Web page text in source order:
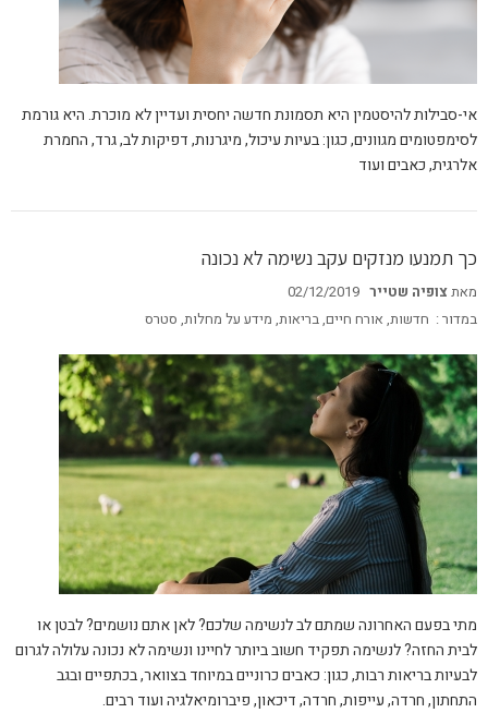
אי-סבילות להיסטמין היא תסמונת חדשה יחסית ועדיין לא מוכרת. היא גורמת
לסימפטומים מגוונים, כגון: בעיות עיכול, מיגרנות, דפיקות לב, גרד, החמרת
אלרגית, כאבים ועוד
כך תמנעו מנזקים עקב נשימה לא נכונה
מאתצופיה שטייר 02/12/2019
במדור : חדשות, אורח חיים,בריאות, מידע על מחלות, סטרס
מתי בפעם האחרונה שמתם לב לנשימה שלכם? לאן אתם נושמים? לבטן או
לבית החזה? לנשימה תפקיד חשוב ביותר לחיינו ונשימה לא נכונה עלולה לגרום
לבעיות בריאות רבות, כגון: כאבים כרוניים במיוחד בצוואר, בכתפיים ובגב
התחתון, חרדה, עייפות, חרדה, דיכאון, פיברומיאלגיה ועוד רבים.